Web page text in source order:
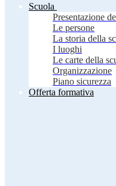
Scuola
Presentazione
Le persone
La storia della
I luoghi
Le carte della
Organizzazione
Piano sicurezza
Offerta formativa